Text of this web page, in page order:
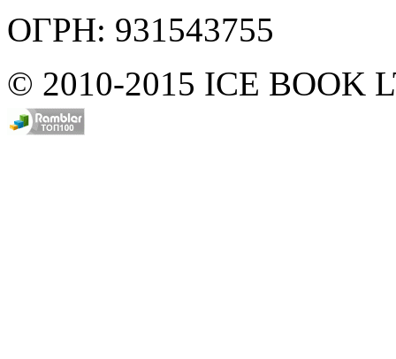
ОГРН: 931543755
© 2010-2015 ICE BOOK